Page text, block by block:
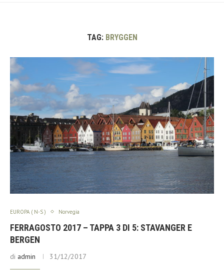
TAG: BRYGGEN
EUROPA ( N-S ) Norvegia
FERRAGOSTO 2017 – TAPPA 3 DI 5: STAVANGER E
BERGEN
di admin 31/12/2017